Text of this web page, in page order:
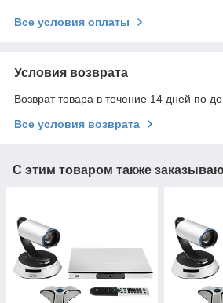
Все условия оплаты
Условия возврата
Возврат товара в течение 14 дней по
Все условия возврата
С этим товаром также